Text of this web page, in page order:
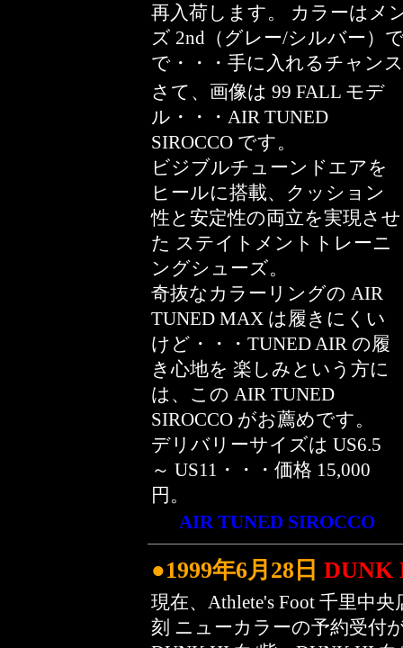
再入荷します。 カラーはメ
ズ 2nd（グレー/シルバー）
で・・・手に入れるチャン
さて、画像は 99 FALL モデ
ル・・・AIR TUNED
SIROCCO です。
ビジブルチューンドエアを
ヒールに搭載、クッション
性と安定性の両立を実現させ
た ステイトメントトレーニ
ングシューズ。
奇抜なカラーリングの AIR
TUNED MAX は履きにくい
けど・・・TUNED AIR の履
き心地を 楽しみという方に
は、この AIR TUNED
SIROCCO がお薦めです。
デリバリーサイズは US6.5
～ US11・・・価格 15,000
円。
AIR TUNED SIROCCO
●1999年6月28日 DUNK
現在、Athlete's Foot 千里中
刻 ニューカラーの予約受付